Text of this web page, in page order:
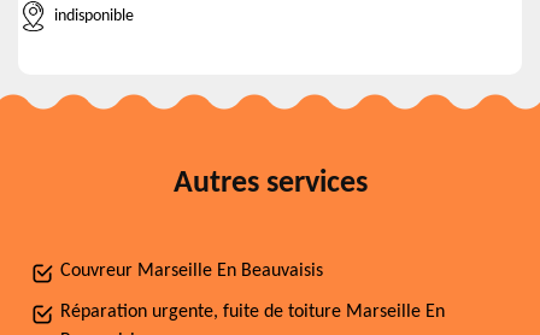
indisponible
Autres services
Couvreur Marseille En Beauvaisis
Réparation urgente, fuite de toiture Marseille En